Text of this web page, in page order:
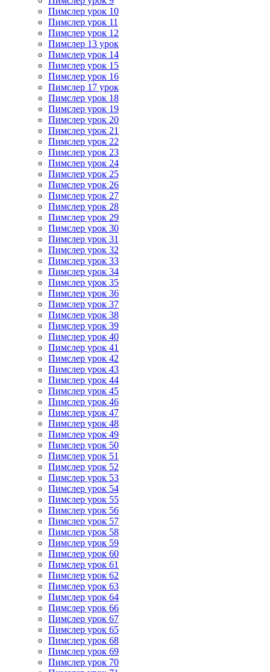
Пимслер урок 10
Пимслер урок 11
Пимслер урок 12
Пимслер 13 урок
Пимслер урок 14
Пимслер урок 15
Пимслер урок 16
Пимслер 17 урок
Пимслер урок 18
Пимслер урок 19
Пимслер урок 20
Пимслер урок 21
Пимслер урок 22
Пимслер урок 23
Пимслер урок 24
Пимслер урок 25
Пимслер урок 26
Пимслер урок 27
Пимслер урок 28
Пимслер урок 29
Пимслер урок 30
Пимслер урок 31
Пимслер урок 32
Пимслер урок 33
Пимслер урок 34
Пимслер урок 35
Пимслер урок 36
Пимслер урок 37
Пимслер урок 38
Пимслер урок 39
Пимслер урок 40
Пимслер урок 41
Пимслер урок 42
Пимслер урок 43
Пимслер урок 44
Пимслер урок 45
Пимслер урок 46
Пимслер урок 47
Пимслер урок 48
Пимслер урок 49
Пимслер урок 50
Пимслер урок 51
Пимслер урок 52
Пимслер урок 53
Пимслер урок 54
Пимслер урок 55
Пимслер урок 56
Пимслер урок 57
Пимслер урок 58
Пимслер урок 59
Пимслер урок 60
Пимслер урок 61
Пимслер урок 62
Пимслер урок 63
Пимслер урок 64
Пимслер урок 66
Пимслер урок 67
Пимслер урок 65
Пимслер урок 68
Пимслер урок 69
Пимслер урок 70